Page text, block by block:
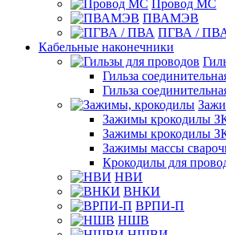
Провод МС
ПВАМЭВ
ПГВА /
Кабельные наконечники
Гильза
Гильза
Зажимы крокодилы
Зажимы крокодилы
Зажимы массы
Крокодилы для
НВИ
ВНКИ
ВРПИ-П
НШВ